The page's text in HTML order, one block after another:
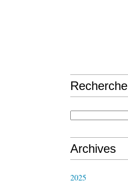
Recherche
Archives
2025